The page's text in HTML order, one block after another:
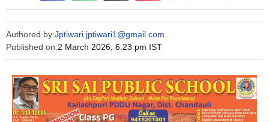
Authored by:Jptiwari.jptiwari1@gmail.com
Published on:2 March 2026, 6:23 pm IST